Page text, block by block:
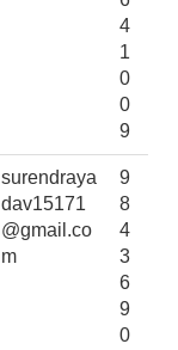
4
1
0
0
9
surendraya
dav15171
@gmail.co
m
9
8
4
3
6
9
0